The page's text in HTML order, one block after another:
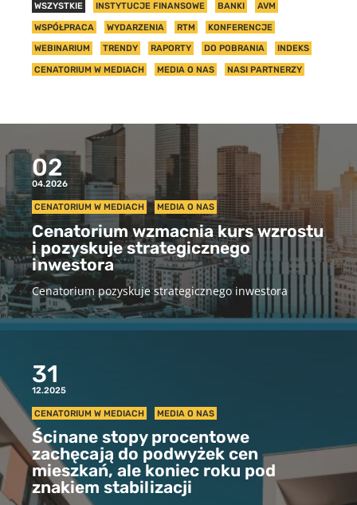
KONTAKT
WSZYSTKIE INSTYTUCJE FINANSOWE BANKI AVM
WSPÓŁPRACA WYDARZENIA RTM KONFERENCJE
WEBINARIUM TRENDY RAPORTY DO POBRANIA INDEKS
CENATORIUM W MEDIACH MEDIA O NAS NASI PARTNERZY
02
04.2026
CENATORIUM W MEDIACH MEDIA O NAS
Cenatorium wzmacnia kurs wzrostu
i pozyskuje strategicznego
inwestora
Cenatorium pozyskuje strategicznego inwestora
31
12.2025
CENATORIUM W MEDIACH MEDIA O NAS
Ścinane stopy procentowe
zachęcają do podwyżek cen
mieszkań, ale koniec roku pod
znakiem stabilizacji